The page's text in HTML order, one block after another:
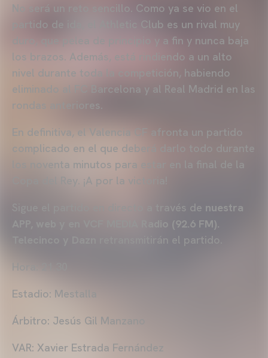
No será un reto sencillo. Como ya se vio en el
partido de ida, el Athletic Club es un rival muy
duro, que pelea de principio y a fin y nunca baja
los brazos. Además, está rindiendo a un alto
nivel durante toda la competición, habiendo
eliminado al FC Barcelona y al Real Madrid en las
rondas anteriores.
En definitiva, el Valencia CF afronta un partido
complicado en el que deberá darlo todo durante
los noventa minutos para estar en la final de la
Copa del Rey. ¡A por la victoria!
Sigue el partido en directo a través de nuestra
APP, web y en VCF MEDIA Radio (92.6 FM).
retransmitirán el partido.
Hora: 21.30
Estadio: Mestalla
Árbitro: Jesús Gil Manzano
VAR: Xavier Estrada Fernández